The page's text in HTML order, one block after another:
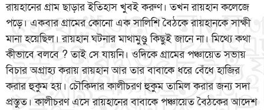
রায়হানের গ্রাম ছাড়ার ইতিহাস খুবই করুণ। তখন রায়হান কলেজে
পড়ে। একবার গ্রামের কোনো এক সালিশি বৈঠকে রায়হানকে সাক্ষী
মানা হয়েছিল। রায়হান ঘটনার মাথামুণ্ডু কিছুই জানে না। মিথ্যে কথা
কীভাবে বলবে ? তাই সে যায়নি। ওদিকে গ্রামের পঞ্চায়েত সভায়
বিচার অগ্রাহ্য করায় রায়হান আর তার বাবাকে ধরে বেঁধে হাজির
করার হুকুম হয়। চৌকিদার কালীচরণ হুকুম তামিল করার জন্য সদা
প্রস্তুত। কালীচরণ এসে রায়হানের বাবাকে পঞ্চায়েত বৈঠকের আদেশ